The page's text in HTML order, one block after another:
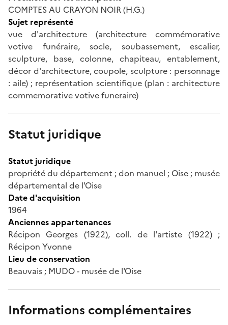
COMPTES AU CRAYON NOIR (H.G.)
Sujet représenté
vue d'architecture (architecture commémorative
votive funéraire, socle, soubassement, escalier,
sculpture, base, colonne, chapiteau, entablement,
décor d'architecture, coupole, sculpture : personnage
: aile) ; représentation scientifique (plan : architecture
commemorative votive funeraire)
Statut juridique
Statut juridique
propriété du département ; don manuel ; Oise ; musée
départemental de l'Oise
Date d'acquisition
1964
Anciennes appartenances
Récipon Georges (1922), coll. de l'artiste (1922) ;
Récipon Yvonne
Lieu de conservation
Beauvais ; MUDO - musée de l'Oise
Informations complémentaires